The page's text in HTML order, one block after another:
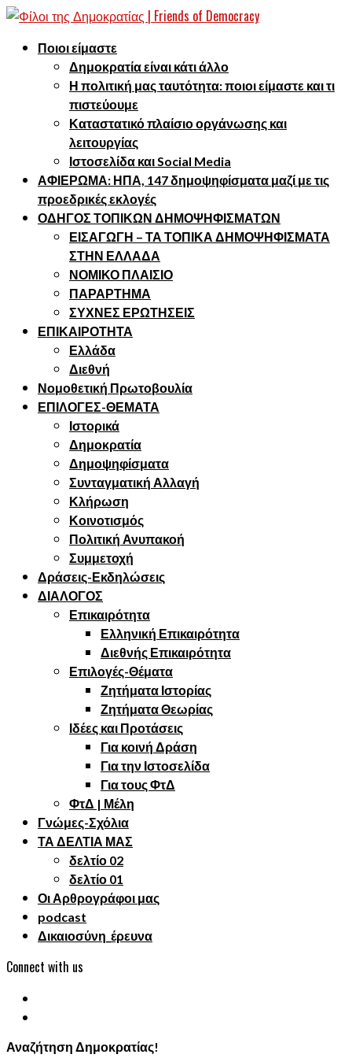
Ποιοι είμαστε
Δημοκρατία είναι κάτι άλλο
Η πολιτική μας ταυτότητα: ποιοι είμαστε και τι
πιστεύουμε
Καταστατικό πλαίσιο οργάνωσης και
λειτουργίας
Ιστοσελίδα και Social Media
ΑΦΙΕΡΩΜΑ: ΗΠΑ, 147 δημοψηφίσματα μαζί με τις
προεδρικές εκλογές
ΟΔΗΓΟΣ ΤΟΠΙΚΩΝ ΔΗΜΟΨΗΦΙΣΜΑΤΩΝ
ΕΙΣΑΓΩΓΗ – ΤΑ ΤΟΠΙΚΑ ΔΗΜΟΨΗΦΙΣΜΑΤΑ
ΣΤΗΝ ΕΛΛΑΔΑ
ΝΟΜΙΚΟ ΠΛΑΙΣΙΟ
ΠΑΡΑΡΤΗΜΑ
ΣΥΧΝΕΣ ΕΡΩΤΗΣΕΙΣ
ΕΠΙΚΑΙΡΟΤΗΤΑ
Ελλάδα
Διεθνή
Νομοθετική Πρωτοβουλία
ΕΠΙΛΟΓΕΣ-ΘΕΜΑΤΑ
Ιστορικά
Δημοκρατία
Δημοψηφίσματα
Συνταγματική Αλλαγή
Κλήρωση
Κοινοτισμός
Πολιτική Ανυπακοή
Συμμετοχή
Δράσεις-Εκδηλώσεις
ΔΙΑΛΟΓΟΣ
Επικαιρότητα
Ελληνική Επικαιρότητα
Διεθνής Επικαιρότητα
Επιλογές-Θέματα
Ζητήματα Ιστορίας
Ζητήματα Θεωρίας
Ιδέες και Προτάσεις
Για κοινή Δράση
Για την Ιστοσελίδα
Για τους ΦτΔ
ΦτΔ | Μέλη
Γνώμες-Σχόλια
ΤΑ ΔΕΛΤΙΑ ΜΑΣ
δελτίο 02
δελτίο 01
Οι Αρθρογράφοι μας
podcast
Δικαιοσύνη_έρευνα
Connect with us
Αναζήτηση Δημοκρατίας!